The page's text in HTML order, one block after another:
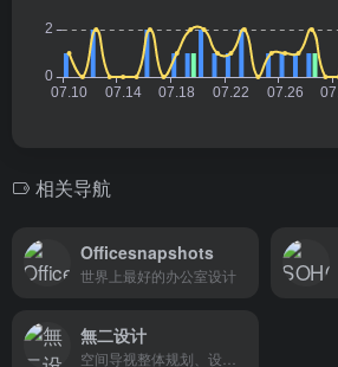
相关导航
Officesnapshots
世界上最好的办公室设计
無二设计